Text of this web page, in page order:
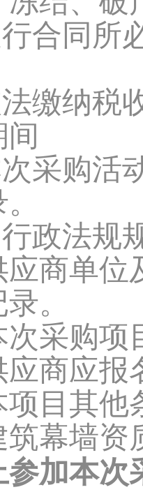
合同所
缴纳税
采购活
政法规
应商单
。
次采购
应商应
项目其他
筑幕墙资
参加本次